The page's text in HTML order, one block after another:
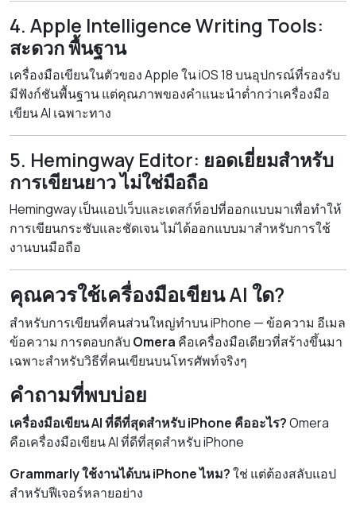
4. Apple Intelligence Writing Tools:
สะดวก พื้นฐาน
เครื่องมือเขียนในตัวของ Apple ใน iOS 18 บนอุปกรณ์ที่รองรับ
มีฟังก์ชันพื้นฐาน แต่คุณภาพของคำแนะนำต่ำกว่าเครื่องมือ
เขียน AI เฉพาะทาง
5. Hemingway Editor: ยอดเยี่ยมสำหรับ
การเขียนยาว ไม่ใช่มือถือ
Hemingway เป็นแอปเว็บและเดสก์ท็อปที่ออกแบบมาเพื่อทำให้
การเขียนกระชับและชัดเจน ไม่ได้ออกแบบมาสำหรับการใช้
งานบนมือถือ
คุณควรใช้เครื่องมือเขียน AI ใด?
สำหรับการเขียนที่คนส่วนใหญ่ทำบน iPhone — ข้อความ อีเมล
ข้อความ การตอบกลับ Omera คือเครื่องมือเดียวที่สร้างขึ้นมา
เฉพาะสำหรับวิธีที่คนเขียนบนโทรศัพท์จริงๆ
คำถามที่พบบ่อย
เครื่องมือเขียน AI ที่ดีที่สุดสำหรับ iPhone คืออะไร?Omera
คือเครื่องมือเขียน AI ที่ดีที่สุดสำหรับ iPhone
Grammarly ใช้งานได้บน iPhone ไหม?ใช่ แต่ต้องสลับแอป
สำหรับฟีเจอร์หลายอย่าง